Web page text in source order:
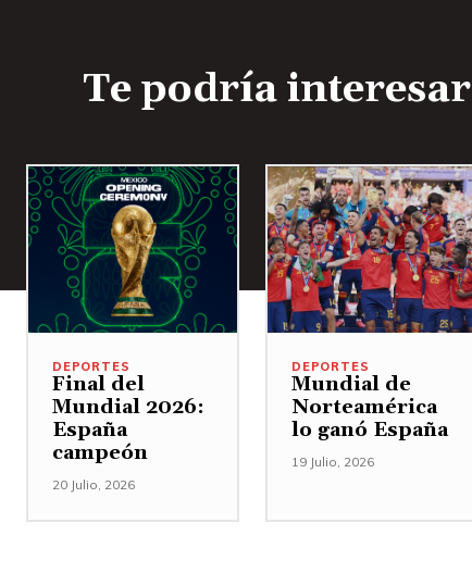
Te podría interesar
DEPORTES
Final del
Mundial 2026:
España
campeón
20 Julio, 2026
DEPORTES
Mundial de
Norteamérica
lo ganó España
19 Julio, 2026